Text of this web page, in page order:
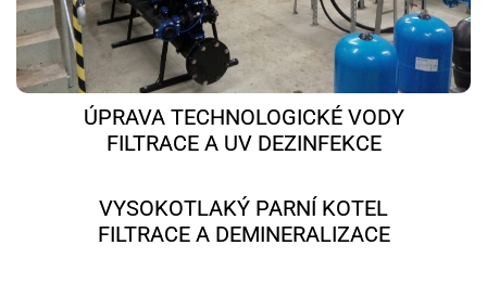
ÚPRAVA TECHNOLOGICKÉ VODY
FILTRACE A UV DEZINFEKCE
VYSOKOTLAKÝ PARNÍ KOTEL
FILTRACE A DEMINERALIZACE